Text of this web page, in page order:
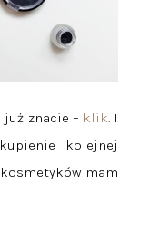
znacie – klik. I
kolejnej
mam